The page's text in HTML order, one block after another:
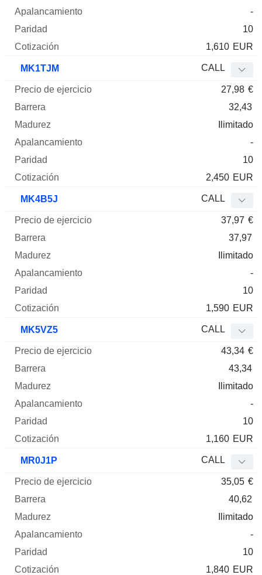
-
10
1,610 EUR
MK1TJM CALL
27,98 €
32,43
Ilimitado
-
10
2,450 EUR
MK4B5J CALL
37,97 €
37,97
Ilimitado
-
10
1,590 EUR
MK5VZ5 CALL
43,34 €
43,34
Ilimitado
-
10
1,160 EUR
MR0J1P CALL
35,05 €
40,62
Ilimitado
-
10
1,840 EUR